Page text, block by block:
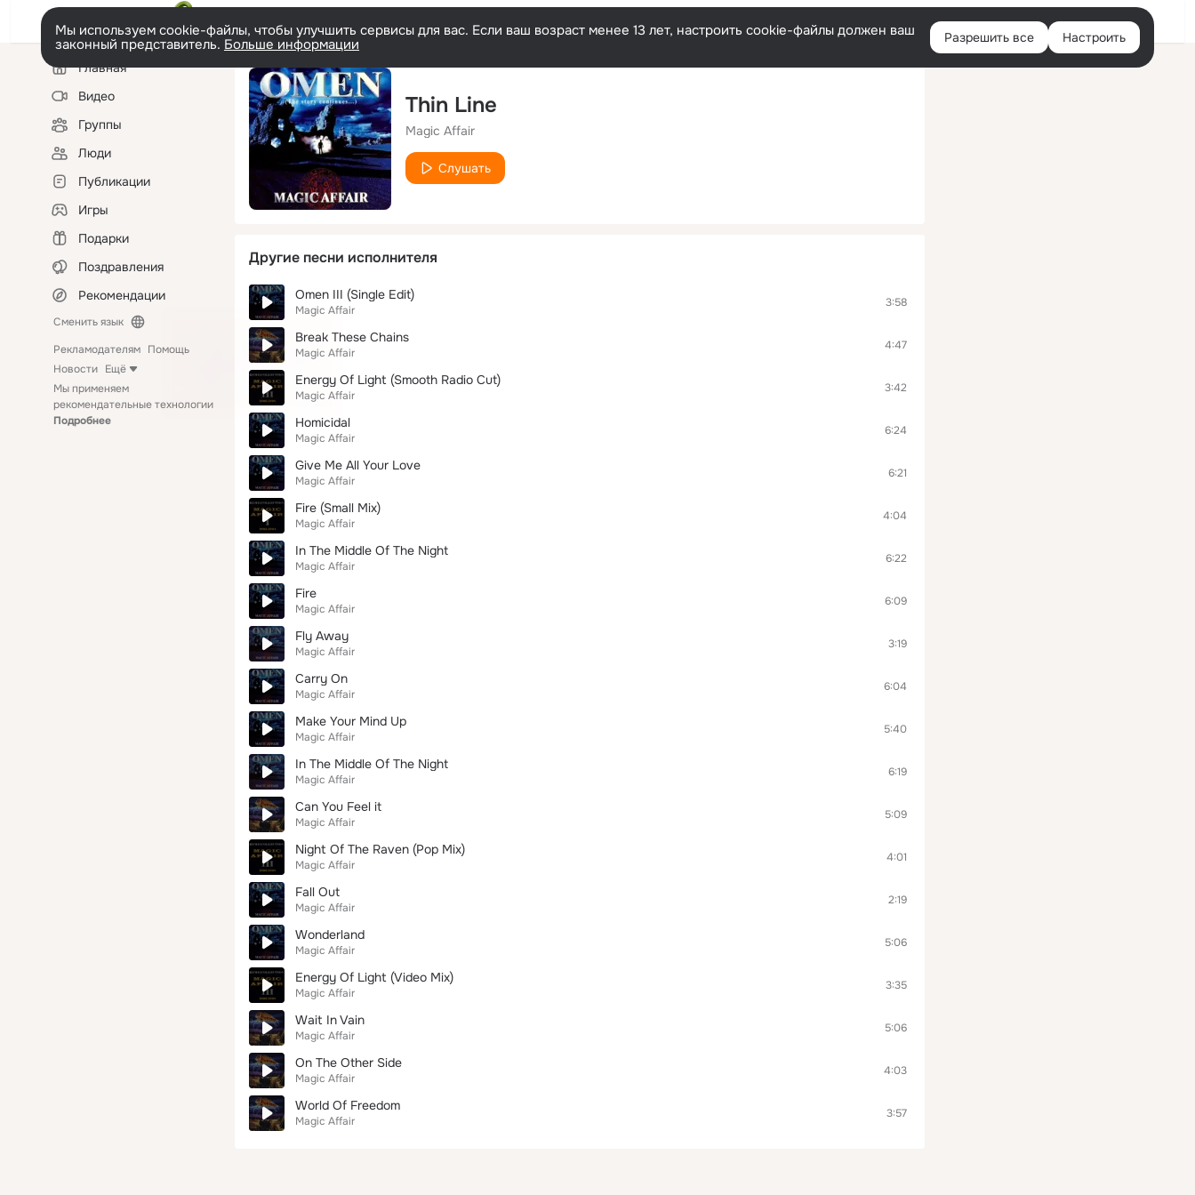
Войти
Мы используем cookie-файлы, чтобы улучшить сервисы для вас. Если ваш возраст менее 13 лет, настроить cookie-файлы должен ваш
законный представитель. Больше информации Разрешить все Настроить
Левая
колонкаГлавная
Видео
Группы
Люди
Публикации
Игры
Подарки
Поздравления
Рекомендации
Сменить язык
Рекламодателям Помощь
Новости Ещё
Мы применяем
рекомендательные технологии
Подробнее
Thin Line
Magic Affair
Слушать
Другие песни исполнителя
Omen III (Single Edit)
Magic Affair
3:58
Break These Chains
Magic Affair
4:47
Energy Of Light (Smooth Radio Cut)
Magic Affair
3:42
Homicidal
Magic Affair
6:24
Give Me All Your Love
Magic Affair
6:21
Fire (Small Mix)
Magic Affair
4:04
In The Middle Of The Night
Magic Affair
6:22
Fire
Magic Affair
6:09
Fly Away
Magic Affair
3:19
Carry On
Magic Affair
6:04
Make Your Mind Up
Magic Affair
5:40
In The Middle Of The Night
Magic Affair
6:19
Can You Feel it
Magic Affair
5:09
Night Of The Raven (Pop Mix)
Magic Affair
4:01
Fall Out
Magic Affair
2:19
Wonderland
Magic Affair
5:06
Energy Of Light (Video Mix)
Magic Affair
3:35
Wait In Vain
Magic Affair
5:06
On The Other Side
Magic Affair
4:03
World Of Freedom
Magic Affair
3:57